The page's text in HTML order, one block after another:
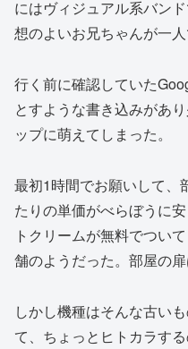
にはヴィジュアル系バン
想のよいお兄ちゃんが一人
行く前に確認していた
とすような書き込みがあ
ップに萌えてしまった。
最初1時間でお願いして、
たりの単価がべらぼうに
トクリームが無料でつい
舗のようだった。部屋の
しかし機種はそんな古い
て、ちょっとヒトカラす